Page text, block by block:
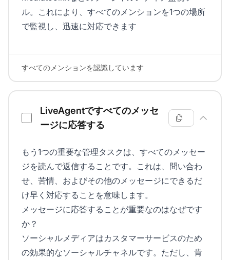
ル。これにより、すべてのメンションを1つの場所
で監視し、迅速に対応できます
すべてのメンションを認識しています
LiveAgentですべてのメッセ
ージに応答する
もう1つの重要な管理タスクは、すべてのメッセー
ジを読んで返信することです。これは、問い合わ
せ、苦情、およびその他のメッセージにできるだ
け早く対応することを意味します。
メッセージに応答することが重要なのはなぜです
か？
ソーシャルメディアはカスタマーサービスのため
の効果的なソーシャルチャネルです。ただし、肯